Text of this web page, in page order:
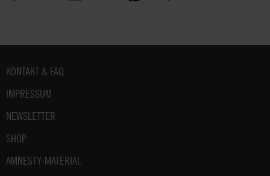
Fußbereich
KONTAKT & FAQ
IMPRESSUM
NEWSLETTER
SHOP
AMNESTY-MATERIAL